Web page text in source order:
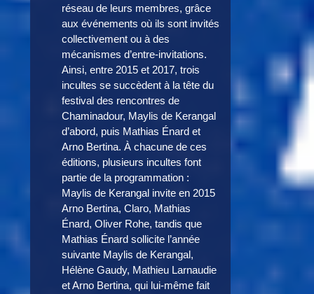
réseau de leurs membres, grâce
aux événements où ils sont invités
collectivement ou à des
mécanismes d’entre-invitations.
Ainsi, entre 2015 et 2017, trois
incultes se succèdent à la tête du
festival des rencontres de
Chaminadour, Maylis de Kerangal
d’abord, puis Mathias Énard et
Arno Bertina. À chacune de ces
éditions, plusieurs incultes font
partie de la programmation :
Maylis de Kerangal invite en 2015
Arno Bertina, Claro, Mathias
Énard, Oliver Rohe, tandis que
Mathias Énard sollicite l’année
suivante Maylis de Kerangal,
Hélène Gaudy, Mathieu Larnaudie
et Arno Bertina, qui lui-même fait